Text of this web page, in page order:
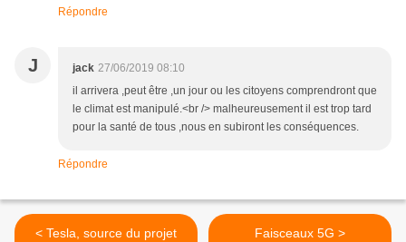
Répondre
J jack 27/06/2019 08:10
il arrivera ,peut être ,un jour ou les citoyens comprendront que
le climat est manipulé.<br /> malheureusement il est trop tard
pour la santé de tous ,nous en subiront les conséquences.
Répondre
< Tesla, source du projet
Faisceaux 5G >